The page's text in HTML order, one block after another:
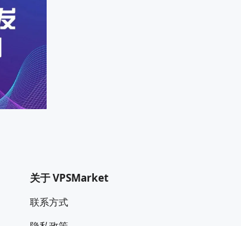
关于 VPSMarket
联系方式